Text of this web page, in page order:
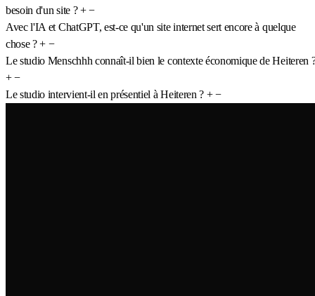
besoin d'un site ? + −
Avec l'IA et ChatGPT, est-ce qu'un site internet sert encore à quelque
chose ? + −
Le studio Menschhh connaît-il bien le contexte économique de Heiteren
+ −
Le studio intervient-il en présentiel à Heiteren ? + −